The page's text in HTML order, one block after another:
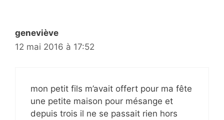
geneviève
12 mai 2016 à 17:52
mon petit fils m’avait offert pour ma fête
une petite maison pour mésange et
depuis trois il ne se passait rien hors